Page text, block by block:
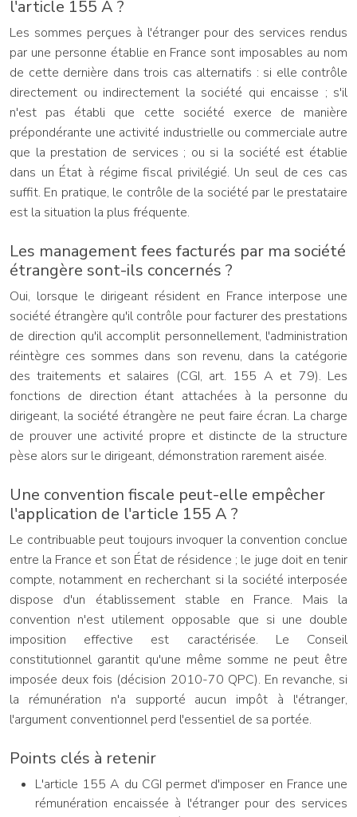
l'article 155 A ?
Les sommes perçues à l'étranger pour des services rendus
par une personne établie en France sont imposables au nom
de cette dernière dans trois cas alternatifs : si elle contrôle
directement ou indirectement la société qui encaisse ; s'il
n'est pas établi que cette société exerce de manière
prépondérante une activité industrielle ou commerciale autre
que la prestation de services ; ou si la société est établie
dans un État à régime fiscal privilégié. Un seul de ces cas
suffit. En pratique, le contrôle de la société par le prestataire
est la situation la plus fréquente.
Les management fees facturés par ma société
étrangère sont-ils concernés ?
Oui, lorsque le dirigeant résident en France interpose une
société étrangère qu'il contrôle pour facturer des prestations
de direction qu'il accomplit personnellement, l'administration
réintègre ces sommes dans son revenu, dans la catégorie
des traitements et salaires (CGI, art. 155 A et 79). Les
fonctions de direction étant attachées à la personne du
dirigeant, la société étrangère ne peut faire écran. La charge
de prouver une activité propre et distincte de la structure
pèse alors sur le dirigeant, démonstration rarement aisée.
Une convention fiscale peut-elle empêcher
l'application de l'article 155 A ?
Le contribuable peut toujours invoquer la convention conclue
entre la France et son État de résidence ; le juge doit en tenir
compte, notamment en recherchant si la société interposée
dispose d'un établissement stable en France. Mais la
convention n'est utilement opposable que si une double
imposition effective est caractérisée. Le Conseil
constitutionnel garantit qu'une même somme ne peut être
imposée deux fois (décision 2010-70 QPC). En revanche, si
la rémunération n'a supporté aucun impôt à l'étranger,
l'argument conventionnel perd l'essentiel de sa portée.
Points clés à retenir
L'article 155 A du CGI permet d'imposer en France une
rémunération encaissée à l'étranger pour des services